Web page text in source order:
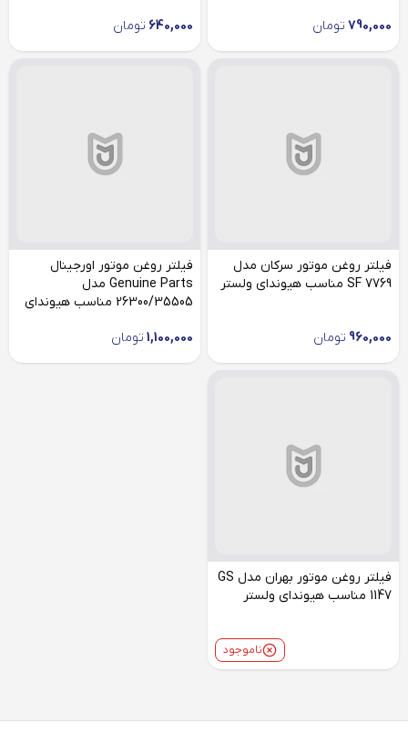
790,000 تومان 640,000 تومان
فیلتر روغن موتور سرکان مدل
SF 7769 مناسب هیوندای ولستر
960,000 تومان
فیلتر روغن موتور اورجینال
Genuine Parts مدل
26300/35505 مناسب هیوندای
1,100,000 تومان
فیلتر روغن موتور بهران مدل GS
1147 مناسب هیوندای ولستر
ناموجود